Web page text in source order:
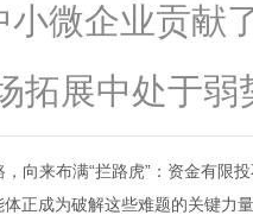
小微企业贡献
拓展中处于弱
来布满“拦路虎”：资金有限
正成为破解这些难题的关键力